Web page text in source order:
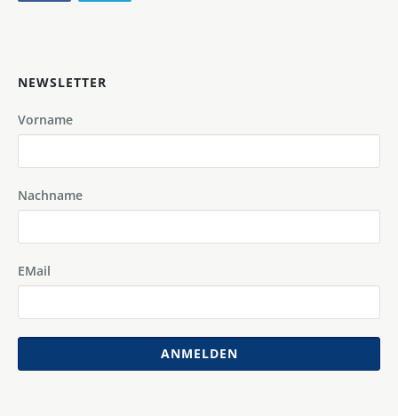
NEWSLETTER
Vorname
Nachname
EMail
ANMELDEN